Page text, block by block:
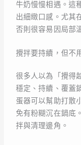
牛奶慢慢相遇。這
出細緻口感。尤其
否則很容易因局部
攪拌要持續，但不
很多人以為「攪得
穩定、持續、覆蓋
蛋器可以幫助打散
免有粉糊沉在鍋底
拌與清理邊角。